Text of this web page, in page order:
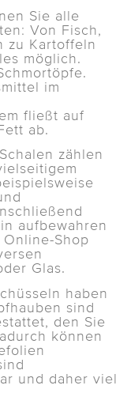
Sie alle
Von Fisch,
zu Kartoffeln
möglich.
im
fließt auf
ab.
zählen
aufbewahren
Shop
Glas.
haben
sind
den Sie
können
und daher viel